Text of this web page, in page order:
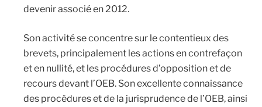
devenir associé en 2012.
Son activité se concentre sur le contentieux des
brevets, principalement les actions en contrefaçon
et en nullité, et les procédures d’opposition et de
recours devant l’OEB. Son excellente connaissance
des procédures et de la jurisprudence de l’OEB, ainsi